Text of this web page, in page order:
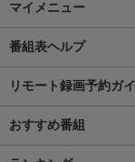
マイメニュー
番組表ヘルプ
リモート録画予約ガ
おすすめ番組